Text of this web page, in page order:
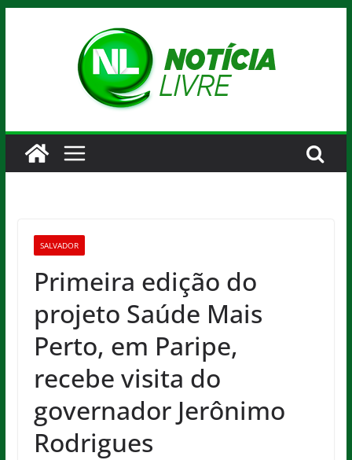
SALVADOR
Primeira edição do
projeto Saúde Mais
Perto, em Paripe,
recebe visita do
governador Jerônimo
Rodrigues